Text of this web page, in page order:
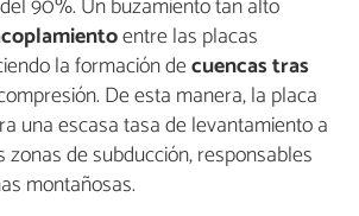
entre las placas
la formación decuencas tras
De esta manera, la placa
una escasa tasa de levantamiento a
de subducción, responsables
montañosas.